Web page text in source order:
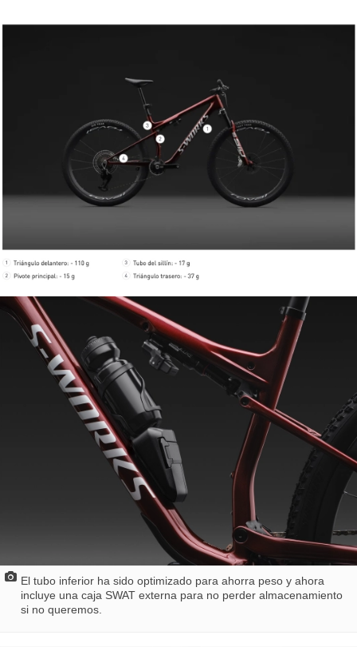
El tubo inferior ha sido optimizado para ahorra peso y ahora
incluye una caja SWAT externa para no perder almacenamiento
si no queremos.